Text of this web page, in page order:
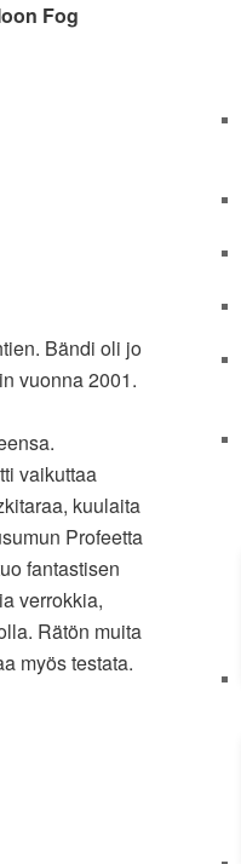
Fog
Bändi oli jo
vuonna 2001.
vaikuttaa
kuulaita
Profeetta
fantastisen
verrokkia,
Rätön muita
myös testata.